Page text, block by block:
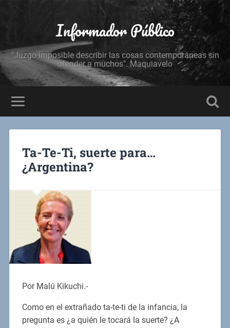
Informador Público
"Juzgo imposible describir las cosas contemporáneas sin
ofender a muchos". Maquiavelo
Ta-Te-Ti, suerte para…
¿Argentina?
Por Malú Kikuchi.-
Como en el extrañado ta-te-ti de la infancia, la
pregunta es ¿a quién le tocará la suerte? ¿A